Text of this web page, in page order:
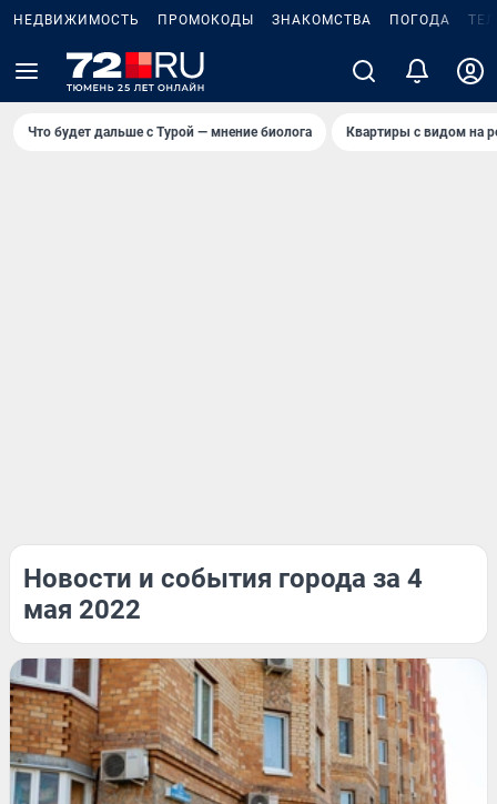
НЕДВИЖИМОСТЬ ПРОМОКОДЫ ЗНАКОМСТВА ПОГОДА
Что будет дальше с Турой — мнение биолога Квартиры с видом на
Новости и события города за 4
мая 2022